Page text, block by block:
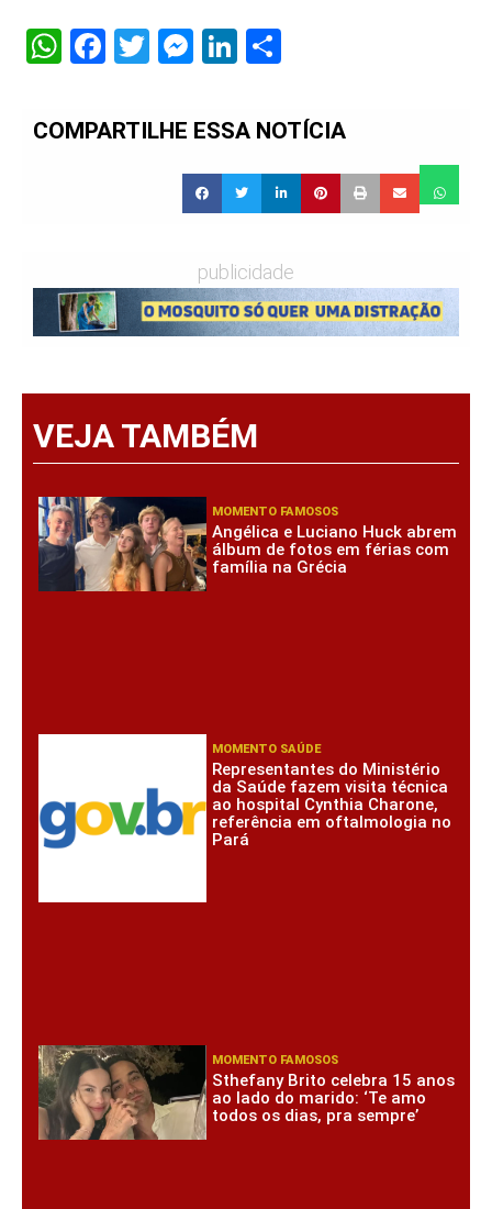
WhatsApp
Facebook
Twitter
Messenger
LinkedIn
COMPARTILHE ESSA NOTÍCIA
publicidade
VEJA TAMBÉM
MOMENTO FAMOSOS
Angélica e Luciano Huck abrem
álbum de fotos em férias com
família na Grécia
MOMENTO SAÚDE
Representantes do Ministério
da Saúde fazem visita técnica
ao hospital Cynthia Charone,
referência em oftalmologia no
Pará
MOMENTO FAMOSOS
Sthefany Brito celebra 15 anos
ao lado do marido: ‘Te amo
todos os dias, pra sempre’